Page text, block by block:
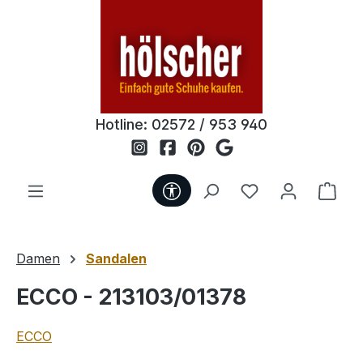
Hotline: 02572 / 953 940
Werkzeugleiste anzeigen
Du hast 0
Damen Sandalen
ECCO - 213103/01378
ECCO